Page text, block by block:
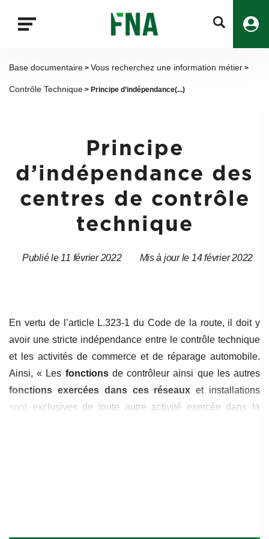
recherche
Base documentaire > Vous recherchez une information métier >
Contrôle Technique > Principe d’indépendance(...)
Principe
d’indépendance des
centres de contrôle
technique
Date
Publié le 11 février 2022
Date
Mis à jour le 14 février 2022
En vertu de l’article L.323-1 du Code de la route, il doit y
avoir une stricte indépendance entre le contrôle technique
et les activités de commerce et de réparage automobile.
Ainsi, « Les fonctions de contrôleur ainsi que les autres
fonctions exercées dans ces réseaux et installations
sont exclusives de toute autre activité exercée dans la